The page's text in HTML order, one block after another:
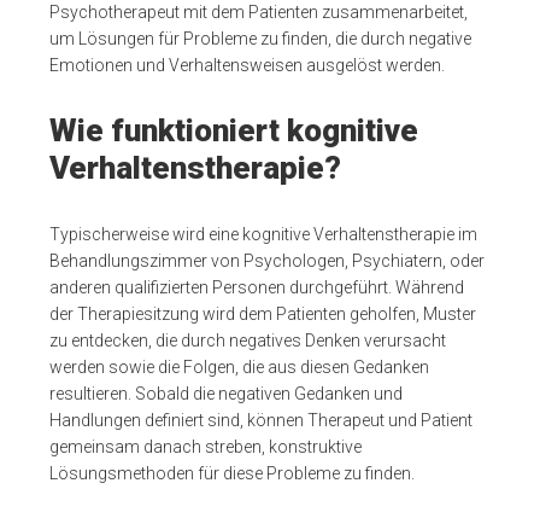
Psychotherapeut mit dem Patienten zusammenarbeitet,
um Lösungen für Probleme zu finden, die durch negative
Emotionen und Verhaltensweisen ausgelöst werden.
Wie funktioniert kognitive
Verhaltenstherapie?
Typischerweise wird eine kognitive Verhaltenstherapie im
Behandlungszimmer von Psychologen, Psychiatern, oder
anderen qualifizierten Personen durchgeführt. Während
der Therapiesitzung wird dem Patienten geholfen, Muster
zu entdecken, die durch negatives Denken verursacht
werden sowie die Folgen, die aus diesen Gedanken
resultieren. Sobald die negativen Gedanken und
Handlungen definiert sind, können Therapeut und Patient
gemeinsam danach streben, konstruktive
Lösungsmethoden für diese Probleme zu finden.